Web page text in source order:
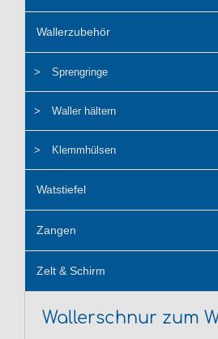
Wallerzubehör
Sprengringe
Waller hältern
Klemmhülsen
Watstiefel
Zangen
Zelt & Schirm
Wallerschnur zum